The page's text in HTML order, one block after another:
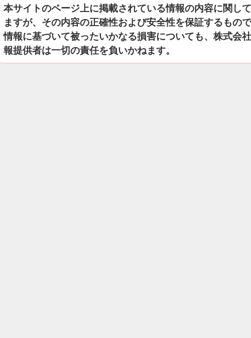
本サイトのページ上に掲載されている情報の内容に関し
ますが、その内容の正確性および安全性を保証するもの
情報に基づいて被ったいかなる損害についても、株式会
報提供者は一切の責任を負いかねます。